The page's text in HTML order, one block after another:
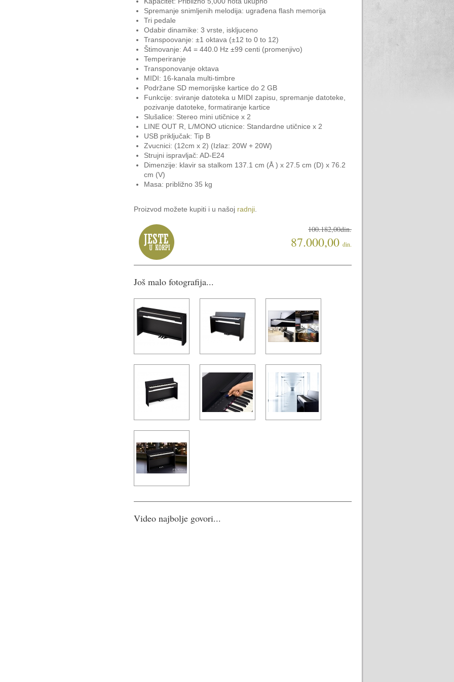
Spremanje snimljenih melodija: ugrađena flash memorija
Tri pedale
Odabir dinamike: 3 vrste, iskljuceno
Transpoovanje: ±1 oktava (±12 to 0 to 12)
Štimovanje: A4 = 440.0 Hz ±99 centi (promenjivo)
Temperiranje
Transponovanje oktava
MIDI: 16-kanala multi-timbre
Podržane SD memorijske kartice do 2 GB
Funkcije: sviranje datoteka u MIDI zapisu, spremanje datoteke,
pozivanje datoteke, formatiranje kartice
Slušalice: Stereo mini utičnice x 2
LINE OUT R, L/MONO uticnice: Standardne utičnice x 2
USB priključak: Tip B
Zvucnici: (12cm x 2) (Izlaz: 20W + 20W)
Strujni ispravljač: AD-E24
Dimenzije: klavir sa stalkom 137.1 cm (Å ) x 27.5 cm (D) x 76.2
cm (V)
Masa: približno 35 kg
Proizvod možete kupiti i u našoj radnji
100.182,00din.
87.000,00 din.
Još malo fotografija...
Video najbolje govori...